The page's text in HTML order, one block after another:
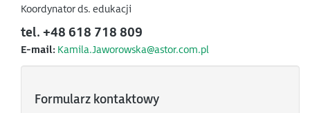
Koordynator ds. edukacji
tel. +48 618 718 809
E-mail: Kamila.Jaworowska@astor.com.pl
Formularz kontaktowy